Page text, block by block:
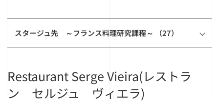
スタージュ先 ～フランス料理研究課程～ （27）
Restaurant Serge Vieira(レストラ
ン セルジュ ヴィエラ)